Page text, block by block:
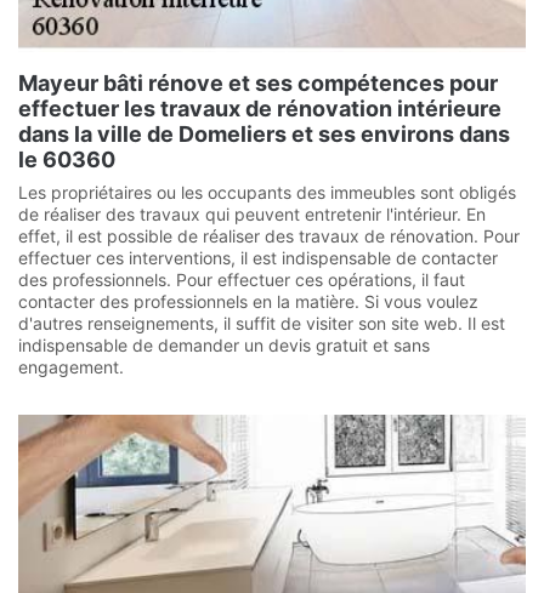
Mayeur bâti rénove et ses compétences pour
effectuer les travaux de rénovation intérieure
dans la ville de Domeliers et ses environs dans
le 60360
Les propriétaires ou les occupants des immeubles sont obligés
de réaliser des travaux qui peuvent entretenir l'intérieur. En
effet, il est possible de réaliser des travaux de rénovation. Pour
effectuer ces interventions, il est indispensable de contacter
des professionnels. Pour effectuer ces opérations, il faut
contacter des professionnels en la matière. Si vous voulez
d'autres renseignements, il suffit de visiter son site web. Il est
indispensable de demander un devis gratuit et sans
engagement.